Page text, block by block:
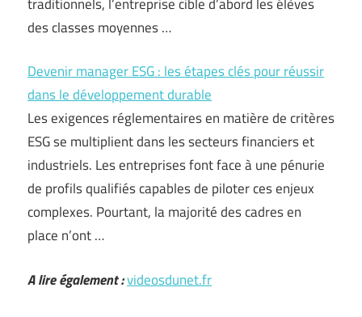
des classes moyennes …
Devenir manager ESG : les étapes clés pour réussir
dans le développement durable
Les exigences réglementaires en matière de critères
ESG se multiplient dans les secteurs financiers et
industriels. Les entreprises font face à une pénurie
de profils qualifiés capables de piloter ces enjeux
complexes. Pourtant, la majorité des cadres en
place n’ont …
A lire également :videosdunet.fr